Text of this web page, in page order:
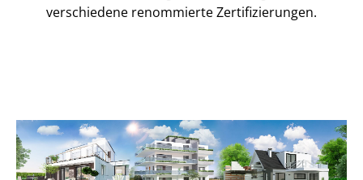
verschiedene renommierte Zer­ti­fi­zie­run­gen.